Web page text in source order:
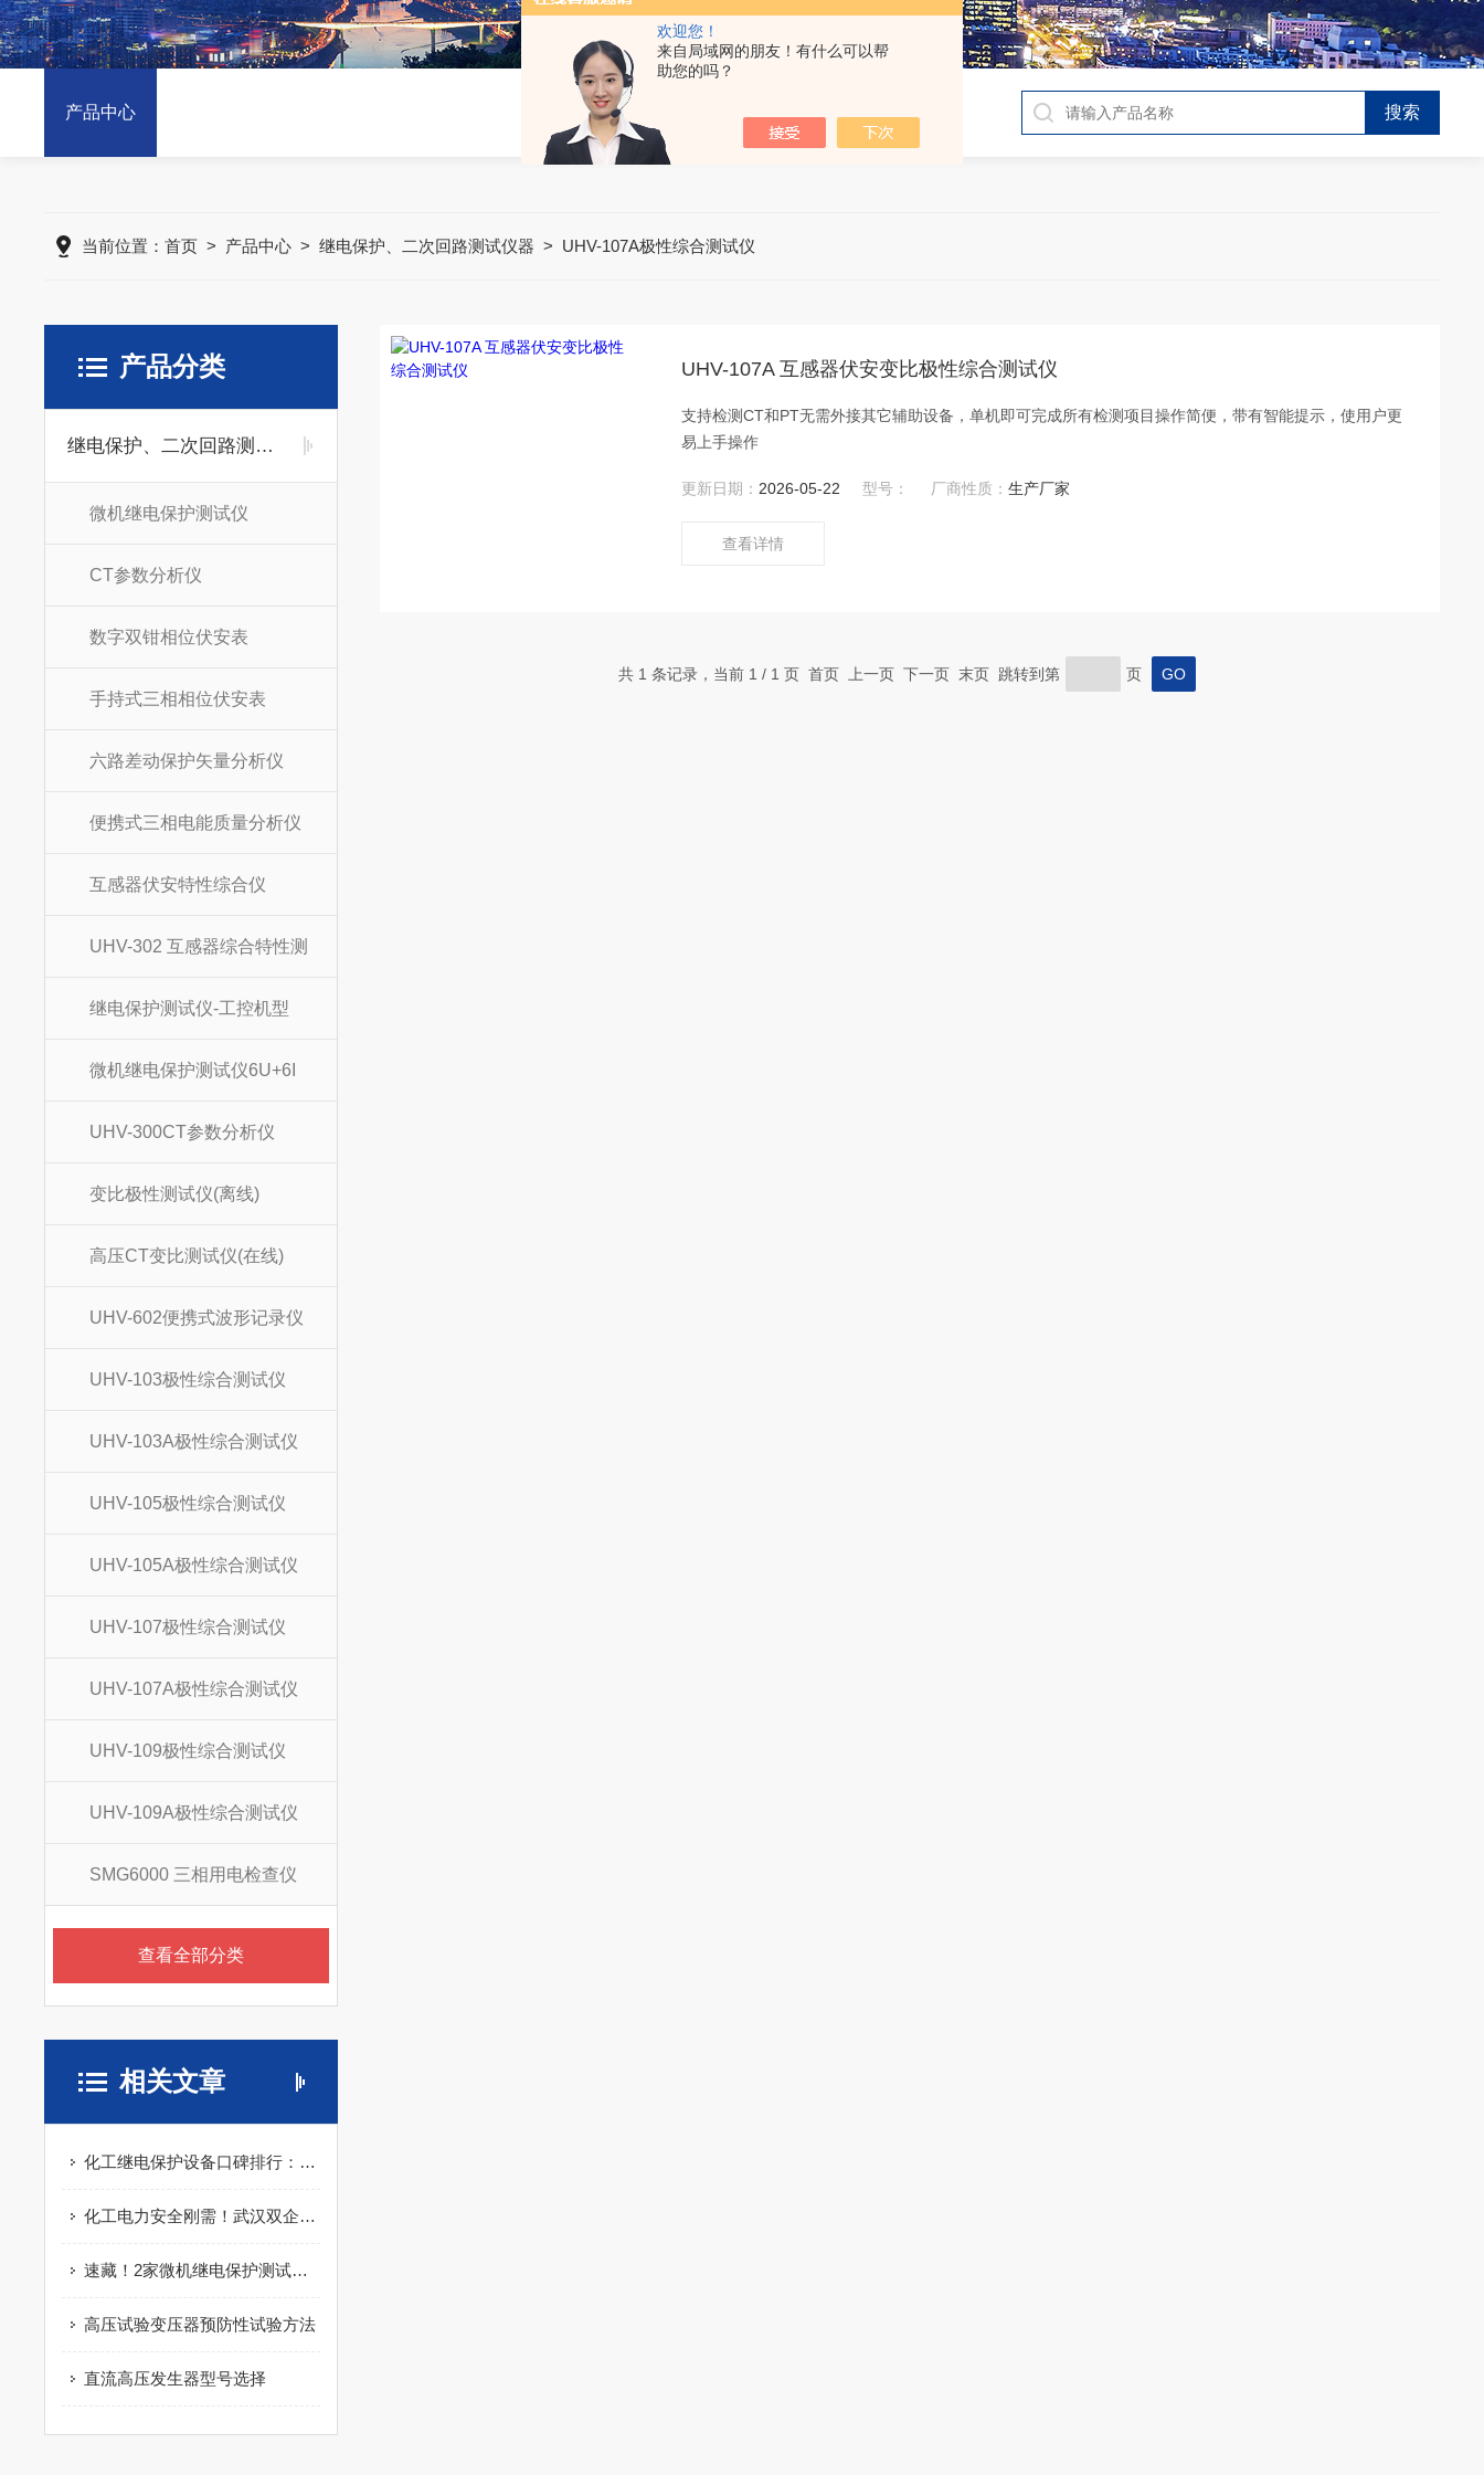
欢迎您！
来自局域网的朋友！有什么可以帮
助您的吗？
产品中心
当前位置：首页 > 产品中心 >继电保护、二次回路测试仪器 > UHV-107A极性综合测试仪
产品分类
继电保护、二次回路测试仪器
微机继电保护测试仪
CT参数分析仪
数字双钳相位伏安表
手持式三相相位伏安表
六路差动保护矢量分析仪
便携式三相电能质量分析仪
互感器伏安特性综合仪
UHV-302 互感器综合特性测
继电保护测试仪-工控机型
微机继电保护测试仪6U+6I
UHV-300CT参数分析仪
变比极性测试仪(离线)
高压CT变比测试仪(在线)
UHV-602便携式波形记录仪
UHV-103极性综合测试仪
UHV-103A极性综合测试仪
UHV-105极性综合测试仪
UHV-105A极性综合测试仪
UHV-107极性综合测试仪
UHV-107A极性综合测试仪
UHV-109极性综合测试仪
UHV-109A极性综合测试仪
SMG6000 三相用电检查仪
查看全部分类
相关文章
化工继电保护设备口碑排行：武汉特高压试验仪实力上榜
化工电力安全刚需！武汉双企继电保护测试仪高性价比低故障成采购首要选择​
速藏！2家微机继电保护测试仪制造大厂，靠谱到不用挑！
高压试验变压器预防性试验方法
直流高压发生器型号选择
UHV-107A 互感器伏安变比极性综合测试仪
支持检测CT和PT无需外接其它辅助设备，单机即可完成所有检测项目操作简便，带有智能提示，使用户更
易上手操作
更新日期： 2026-05-22 型号： 厂商性质：生产厂家
查看详情
共 1 条记录，当前 1 / 1 页 首页 上一页 下一页 末页 跳转到第 页